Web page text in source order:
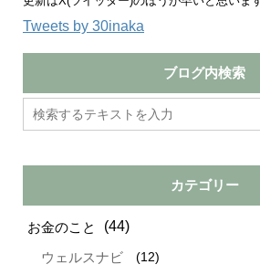
Tweets by 30inaka
ブログ内検索
カテゴリー
お金のこと (44)
ウェルスナビ (12)